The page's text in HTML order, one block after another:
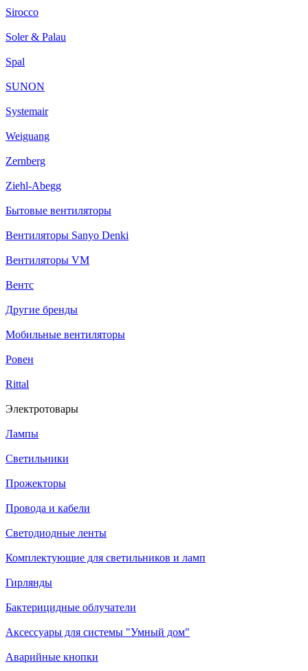
Sirocco
Soler & Palau
Spal
SUNON
Systemair
Weiguang
Zernberg
Ziehl-Abegg
Бытовые вентиляторы
Вентиляторы Sanyo Denki
Вентиляторы VM
Вентс
Другие бренды
Мобильные вентиляторы
Ровен
Rittal
Электротовары
Лампы
Светильники
Прожекторы
Провода и кабели
Светодиодные ленты
Комплектующие для светильников и ламп
Гирлянды
Бактерицидные облучатели
Аксессуары для системы "Умный дом"
Аварийные кнопки